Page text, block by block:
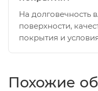
На долговечность
поверхности,
покрытия и
Похожие